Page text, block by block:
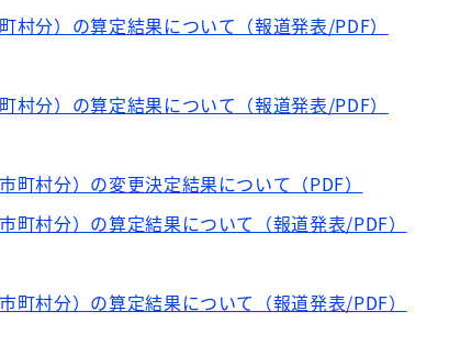
村分）の算定結果について（報道発表/PDF）
村分）の算定結果について（報道発表/PDF）
村分）の変更決定結果について（PDF）
町村分）の算定結果について（報道発表/PDF）
町村分）の算定結果について（報道発表/PDF）